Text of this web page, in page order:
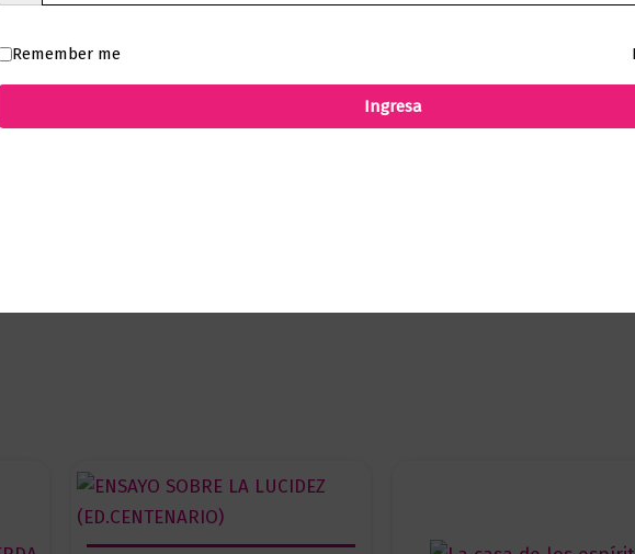
hayan comprado este producto pueden hacer una valoración.
Remember me
Ingresa